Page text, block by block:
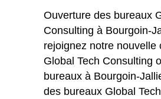
Ouverture des bureaux
Consulting à Bourgoin-
rejoignez notre nouvelle
Global Tech Consulting
bureaux à Bourgoin-
des bureaux Global